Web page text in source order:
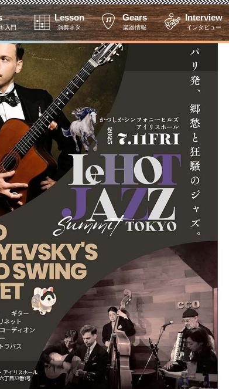
入門
Lesson
演奏ネタ
Gears
楽器情報
Interview
インタビュー